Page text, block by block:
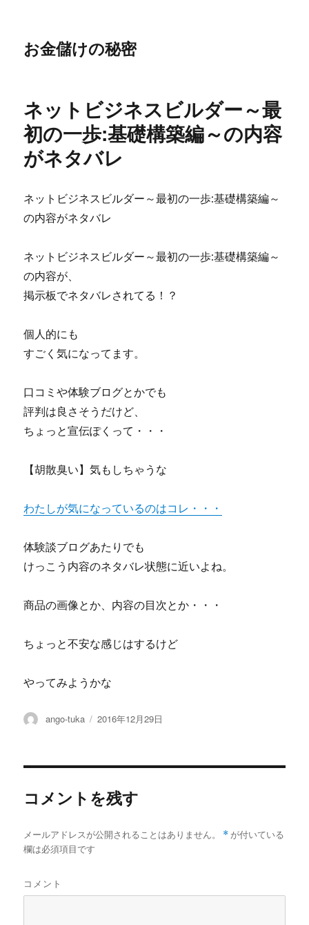
お金儲けの秘密
ネットビジネスビルダー～最
初の一歩:基礎構築編～の内容
がネタバレ
ネットビジネスビルダー～最初の一歩:基礎構築編～
の内容がネタバレ
ネットビジネスビルダー～最初の一歩:基礎構築編～
の内容が、
掲示板でネタバレされてる！？
個人的にも
すごく気になってます。
口コミや体験ブログとかでも
評判は良さそうだけど、
ちょっと宣伝ぽくって・・・
【胡散臭い】気もしちゃうな
わたしが気になっているのはコレ・・・
体験談ブログあたりでも
けっこう内容のネタバレ状態に近いよね。
商品の画像とか、内容の目次とか・・・
ちょっと不安な感じはするけど
やってみようかな
投
ango-tuka
投
2016年12月29日
コメントを残す
メールアドレスが公開されることはありません。 * が付いている
欄は必須項目です
コメント